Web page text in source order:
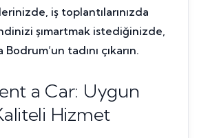
iş toplantılarınızda
şımartmak istediğinizde,
Bodrum’un tadını çıkarın.
a Car: Uygun
Hizmet